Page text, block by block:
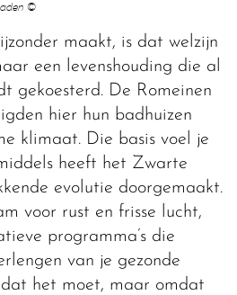
©
maakt, is dat welzijn
een levenshouding die al
gekoesterd. De Romeinen
hier hun badhuizen
klimaat. Die basis voel je
heeft het Zwarte
evolutie doorgemaakt.
voor rust en frisse lucht,
programma’s die
van je gezonde
het moet, maar omdat